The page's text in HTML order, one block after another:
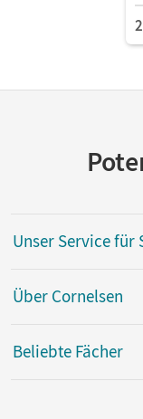
Unser Service für
Über Cornelsen
Beliebte Fächer